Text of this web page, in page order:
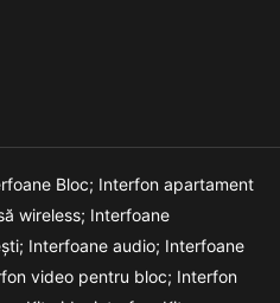
Bloc; Interfon apartament
wireless; Interfoane
Interfoane audio; Interfoane
video pentru bloc; Interfon